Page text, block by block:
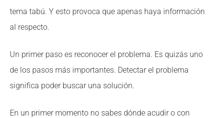
tema tabú. Y esto provoca que apenas haya información
al respecto.
Un primer paso es reconocer el problema. Es quizás uno
de los pasos más importantes. Detectar el problema
significa poder buscar una solución.
En un primer momento no sabes dónde acudir o con